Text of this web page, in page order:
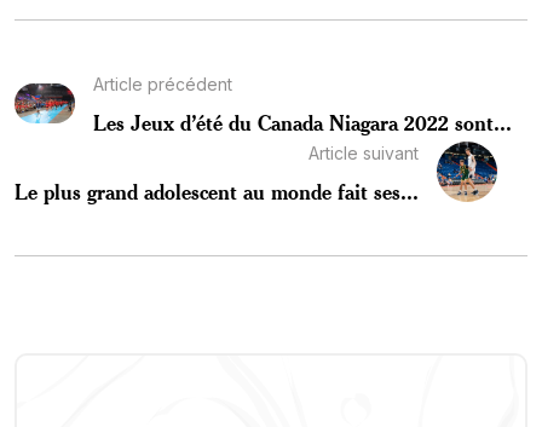
Article précédent
Les Jeux d’été du Canada Niagara 2022 sont...
Article suivant
Le plus grand adolescent au monde fait ses...